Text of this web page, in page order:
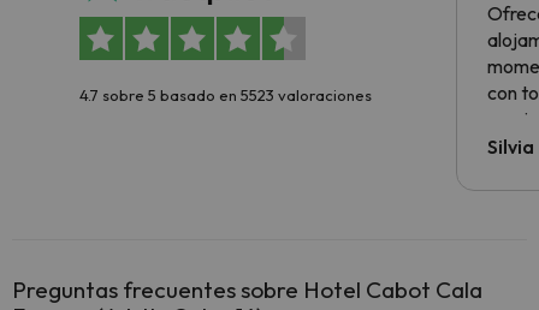
4.7 sobre 5 basado en 5523 valoraciones
con
Preguntas frecuentes sobre Hotel Cabot Cala